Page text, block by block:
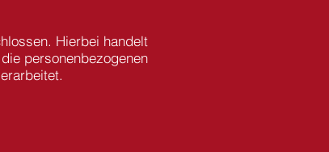
Hierbei handelt
personenbezogenen